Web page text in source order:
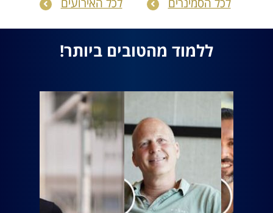
לכל הסמינרים לכל האירועים
ללמוד מהטובים ביותר!